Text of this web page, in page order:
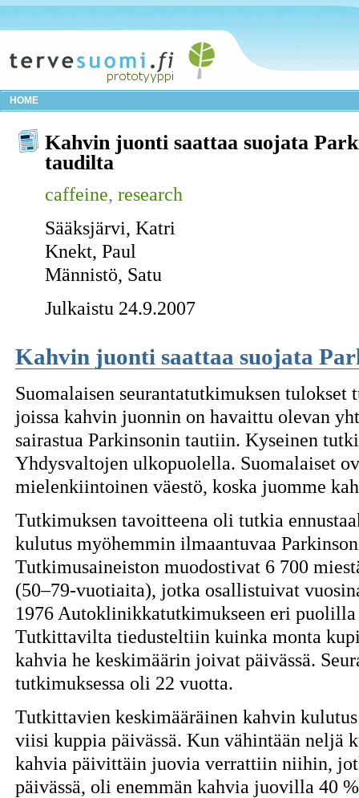
HOME
Kahvin juonti saattaa suojata
taudilta
caffeine, research
Sääksjärvi, Katri
Knekt, Paul
Männistö, Satu
Julkaistu 24.9.2007
Kahvin juonti saattaa suojata
Suomalaisen seurantatutkimuksen
joissa kahvin juonnin on havaittu olevan
sairastua Parkinsonin tautiin. Kyseinen
Yhdysvaltojen ulkopuolella. Suomalaiset
mielenkiintoinen väestö, koska juomme
Tutkimuksen tavoitteena oli tutkia
kulutus myöhemmin ilmaantuvaa
Tutkimusaineiston muodostivat 6 700
(50–79-vuotiaita), jotka osallistuivat
1976 Autoklinikkatutkimukseen eri puolilla
Tutkittavilta tiedusteltiin kuinka monta
kahvia he keskimäärin joivat päivässä.
tutkimuksessa oli 22 vuotta.
Tutkittavien keskimääräinen kahvin
viisi kuppia päivässä. Kun vähintään neljä
kahvia päivittäin juovia verrattiin niihin,
päivässä, oli enemmän kahvia juovilla 40